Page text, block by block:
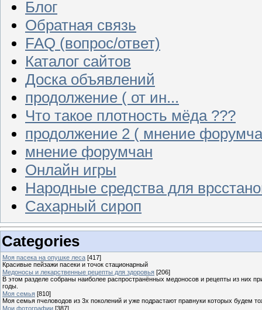
Блог
Обратная связь
FAQ (вопрос/ответ)
Каталог сайтов
Доска объявлений
продолжение ( от ин...
Что такое плотность мёда ???
продолжение 2 ( мнение
мнение форумчан
Онлайн игры
Народные средства для
Сахарный сироп
Categories
Моя пасека на опушке леса [417]
Красивые пейзажи пасеки и точок стационарный
Медоносы и лекарственные рецепты для здоровья [206]
В этом разделе собраны наиболее распространённых медоносов и рецепты из них
годы.
Моя семья [810]
Моя семья пчеловодов из 3х поколений и уже подрастают правнуки которых будем
Мои фотографии [387]